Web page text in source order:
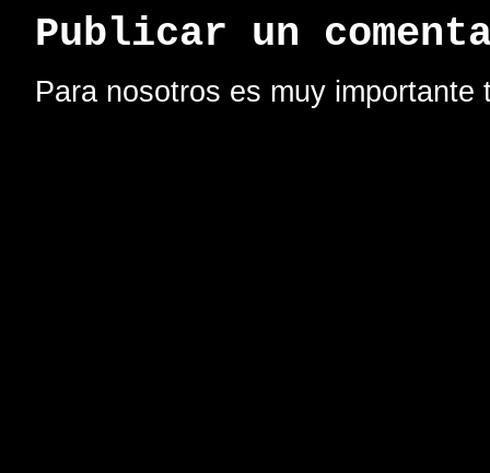
Publicar un
Para nosotros es muy